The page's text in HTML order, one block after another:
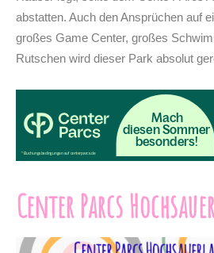
abstatten. Auch den Ansprüchen auf
großes Game Center, großes
Rutschen wird dieser Park absolut
Center Parcs